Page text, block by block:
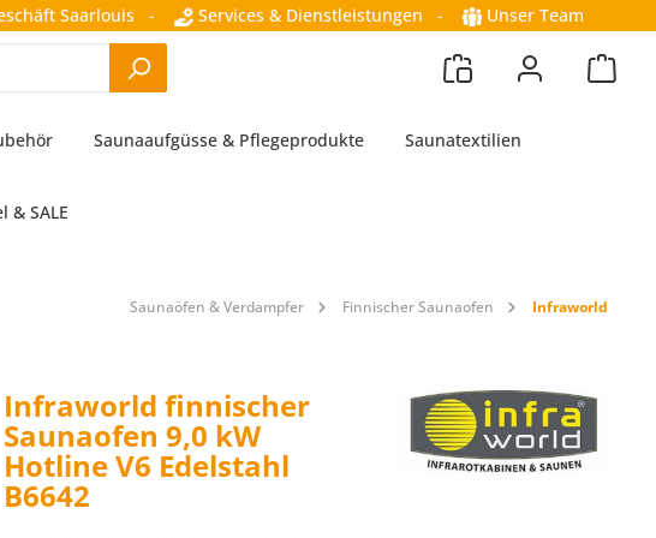
Saarlouis - Services & Dienstleistungen - Unser Team
Saunaaufgüsse & Pflegeprodukte Saunatextilien
& SALE
Saunaöfen & Verdampfer Finnischer Saunaofen Infraworld
Infraworld finnischer
Saunaofen 9,0 kW
Hotline V6 Edelstahl
B6642